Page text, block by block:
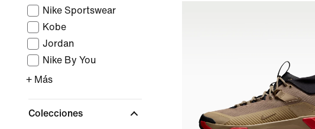
Nike Sportswear
Kobe
Jordan
Nike By You
+ Más
Colecciones